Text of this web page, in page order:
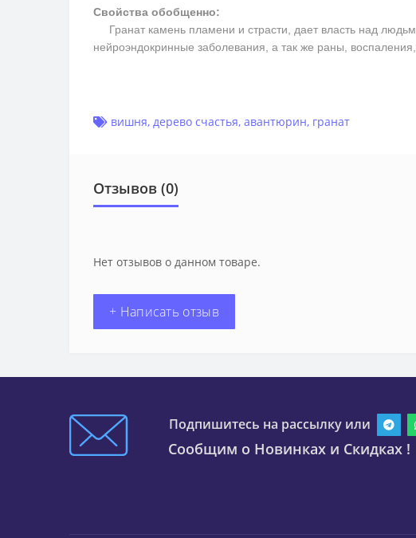
Свойства обобщенно:
Гранат камень пламени и страсти, дает власть над
нейроэндокринные заболевания, а так же раны,
вишня, дерево счастья, авантюрин, гранат
Отзывов (0)
Нет отзывов о данном товаре.
+ Написать отзыв
Подпишитесь на рассылку или
Сообщим о Новинках и Скидках !